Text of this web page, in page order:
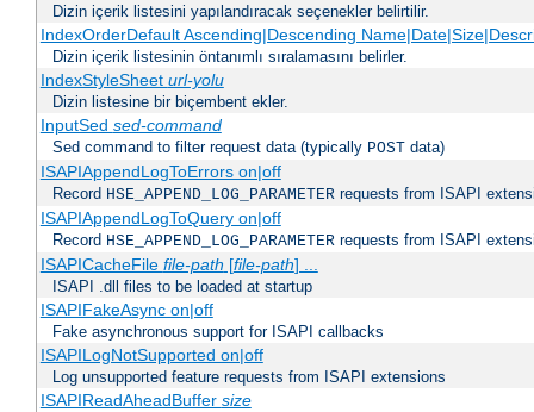
Dizin içerik listesini yapılandıracak seçenekler belirtilir.
IndexOrderDefault Ascending|Descending
Dizin içerik listesinin öntanımlı sıralamasını belirler.
IndexStyleSheet url-yolu
Dizin listesine bir biçembent ekler.
InputSed sed-command
Sed command to filter request data (typically POST data)
ISAPIAppendLogToErrors on|off
Record HSE_APPEND_LOG_PARAMETER requests from ISAPI
ISAPIAppendLogToQuery on|off
Record HSE_APPEND_LOG_PARAMETER requests from ISAPI
ISAPICacheFile file-path [file-path] ...
ISAPI .dll files to be loaded at startup
ISAPIFakeAsync on|off
Fake asynchronous support for ISAPI callbacks
ISAPILogNotSupported on|off
Log unsupported feature requests from ISAPI extensions
ISAPIReadAheadBuffer size